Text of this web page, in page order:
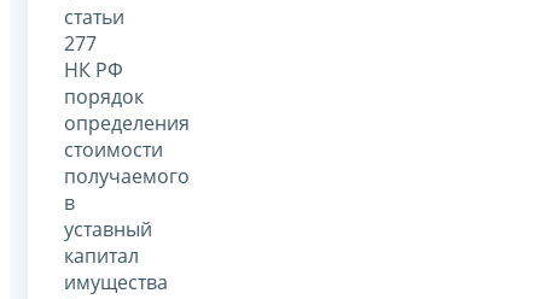
статьи
277
НК РФ
порядок
определения
стоимости
получаемого
в
уставный
капитал
имущества